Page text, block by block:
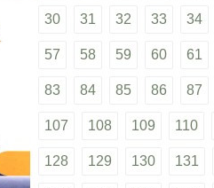
30 31 32 33 34
57 58 59 60 61
83 84 85 86 87
107 108 109 110
128 129 130 131